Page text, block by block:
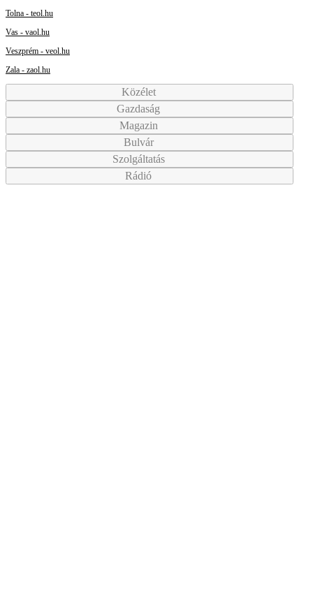
Tolna - teol.hu
Vas - vaol.hu
Veszprém - veol.hu
Zala - zaol.hu
Közélet
Gazdaság
Magazin
Bulvár
Szolgáltatás
Rádió